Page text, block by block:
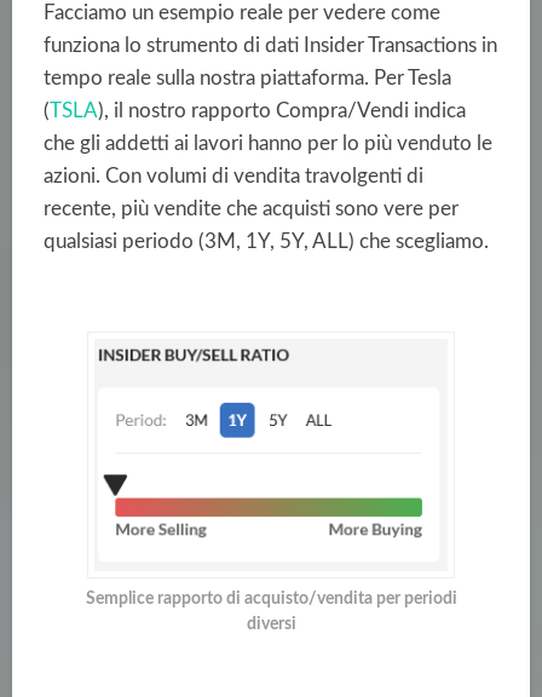
Facciamo un esempio reale per vedere come
funziona lo strumento di dati Insider Transactions in
tempo reale sulla nostra piattaforma. Per Tesla
(TSLA), il nostro rapporto Compra/Vendi indica
che gli addetti ai lavori hanno per lo più venduto le
azioni. Con volumi di vendita travolgenti di
recente, più vendite che acquisti sono vere per
qualsiasi periodo (3M, 1Y, 5Y, ALL) che scegliamo.
Semplice rapporto di acquisto/vendita per periodi
diversi